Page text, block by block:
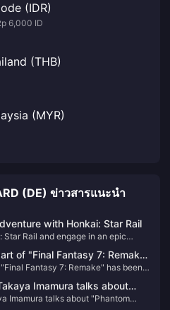
(IDR)
6,000 ID
(THB)
(MYR)
(DE) ข่าวสารแนะนำ
with Honkai: Star Rail
Rail and engage in an epic
our simple Oneiric Shard top-up
of "Final Fantasy 7: Remake"
include airship travel
Fantasy 7: Remake" has been
Imamura talks about
take some necessary
Imamura talks about "Phantom